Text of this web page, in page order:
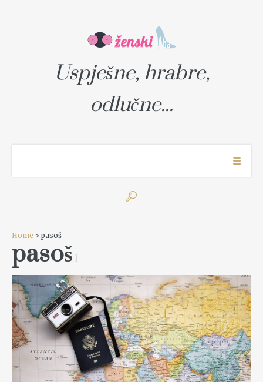
Uspješne, hrabre,
odlučne...
Home > pasoš
pasoš 1
READ MORE